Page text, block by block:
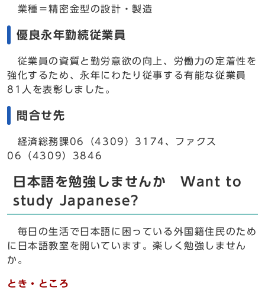
業種＝精密金型の設計・製造
優良永年勤続従業員
従業員の資質と勤労意欲の向上、労働力の定着性を
強化するため、永年にわたり従事する有能な従業員
81人を表彰しました。
問合せ先
経済総務課06（4309）3174、ファクス
06（4309）3846
日本語を勉強しませんか Want to
study Japanese?
毎日の生活で日本語に困っている外国籍住民のため
に日本語教室を開いています。楽しく勉強しません
か。
とき・ところ